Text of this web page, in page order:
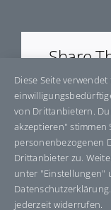
Share
Facebook
Über den
Diese Seite
von Drittanbietern.
akzeptieren" stimmen
personenbezogenen
Drittanbieter zu.
unter "Einstellungen"
jederzeit widerrufen.